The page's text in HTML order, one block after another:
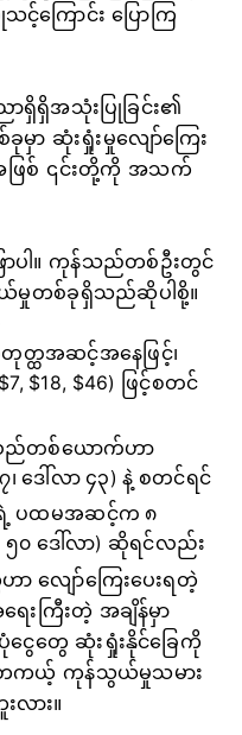
ကြောင်း ပြောကြ
ရှိရှိအသုံးပြုခြင်း၏
မှာ ဆုံးရှုံးမှုလျော်ကြေး
အဖြစ် ၎င်းတို့ကို အသက်
ာပါ။ ကုန်သည်တစ်ဦးတွင်
ယ်မှုတစ်ခုရှိသည်ဆိုပါစို့။
တုတ္ထအဆင့်အနေဖြင့်၊
$18, $46) ဖြင့်စတင်
တစ်ယောက်ဟာ
၊ ဒေါ်လာ ၄၃) နဲ့ စတင်ရင်
ပထမအဆင့်က ၈
၊ ၅၀ ဒေါ်လာ) ဆိုရင်လည်း
လျော်ကြေးပေးရတဲ့
းကြီးတဲ့ အချိန်မှာ
ငွေတွေ ဆုံးရှုံးနိုင်ခြေကို
တကယ့် ကုန်သွယ်မှုသမား
ား။